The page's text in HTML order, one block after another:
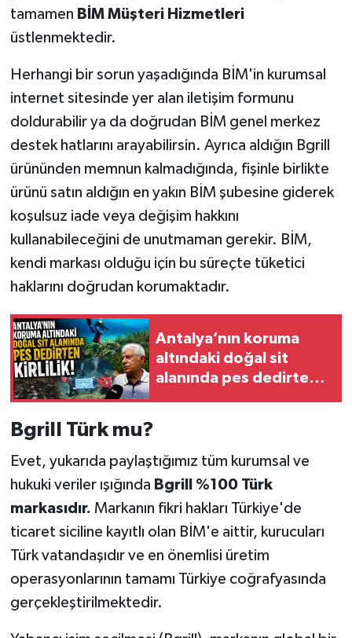
tamamen BİM Müşteri Hizmetleri
üstlenmektedir.
Herhangi bir sorun yaşadığında BİM'in kurumsal
internet sitesinde yer alan iletişim formunu
doldurabilir ya da doğrudan BİM genel merkez
destek hatlarını arayabilirsin. Ayrıca aldığın Bgrill
ürününden memnun kalmadığında, fişinle birlikte
ürünü satın aldığın en yakın BİM şubesine giderek
koşulsuz iade veya değişim hakkını
kullanabileceğini de unutmaman gerekir. BİM,
kendi markası olduğu için bu süreçte tüketici
haklarını doğrudan korumaktadır.
Antalya’nın koruma
altındaki doğal sit
alanında pes dedirten
Bgrill Türk mu?
Evet, yukarıda paylaştığımız tüm kurumsal ve
hukuki veriler ışığında Bgrill %100 Türk
markasıdır. Markanın fikri hakları Türkiye'de
ticaret siciline kayıtlı olan BİM'e aittir, kurucuları
Türk vatandaşıdır ve en önemlisi üretim
operasyonlarının tamamı Türkiye coğrafyasında
gerçekleştirilmektedir.